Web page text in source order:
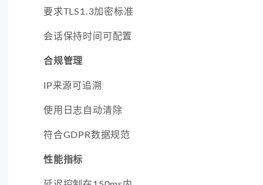
要求TLS1.3加密标准
会话保持时间可配置
合规管理
IP来源可追溯
使用日志自动清除
符合GDPR数据规范
性能指标